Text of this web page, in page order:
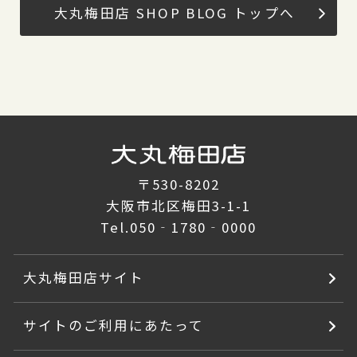
大丸梅田店 SHOP BLOG トップへ
〒530-8202
大阪市北区梅田3-1-1
Tel.050‐1780‐0000
大丸梅田店サイト
サイトのご利用にあたって